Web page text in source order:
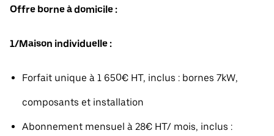
Offre borne à domicile :
1/Maison individuelle :
Forfait unique à 1 650€ HT, inclus : bornes 7kW,
composants et installation
Abonnement mensuel à 28€ HT/ mois, inclus :